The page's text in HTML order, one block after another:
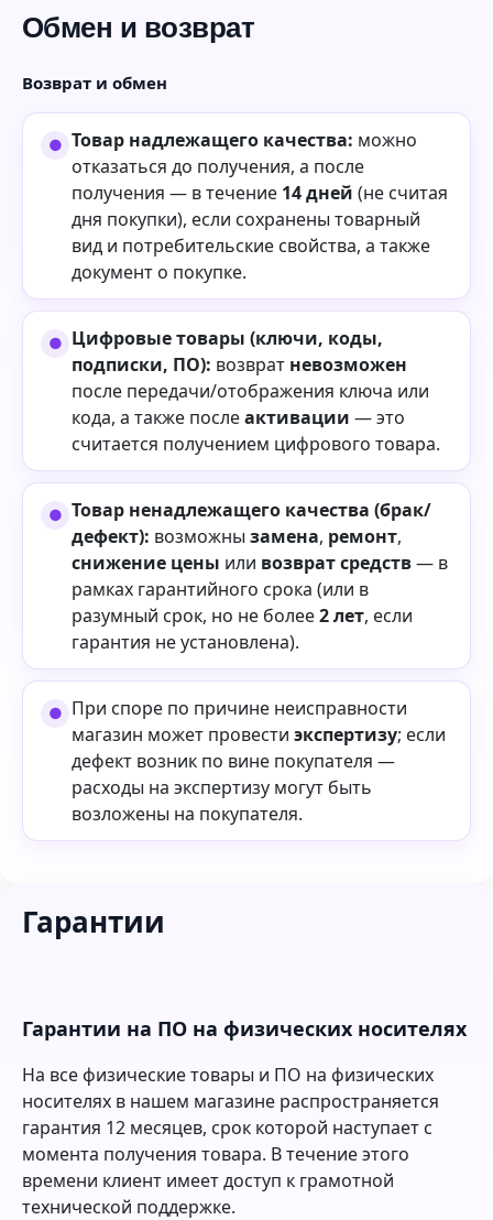
Обмен и возврат
Возврат и обмен
Товар надлежащего качества: можно
отказаться до получения, а после
получения — в течение 14 дней (не считая
дня покупки), если сохранены товарный
вид и потребительские свойства, а также
документ о покупке.
Цифровые товары (ключи, коды,
подписки, ПО): возврат невозможен
после передачи/отображения ключа или
кода, а также послеактивации — это
считается получением цифрового товара.
Товар ненадлежащего качества (брак/
дефект): возможны замена, ремонт,
снижение цены или возврат средств— в
рамках гарантийного срока (или в
разумный срок, но не более2 лет, если
гарантия не установлена).
При споре по причине неисправности
магазин может провести экспертизу; если
дефект возник по вине покупателя —
расходы на экспертизу могут быть
возложены на покупателя.
Гарантии
Гарантии на ПО на физических носителях
На все физические товары и ПО на физических
носителях в нашем магазине распространяется
гарантия 12 месяцев, срок которой наступает с
момента получения товара. В течение этого
времени клиент имеет доступ к грамотной
технической поддержке.